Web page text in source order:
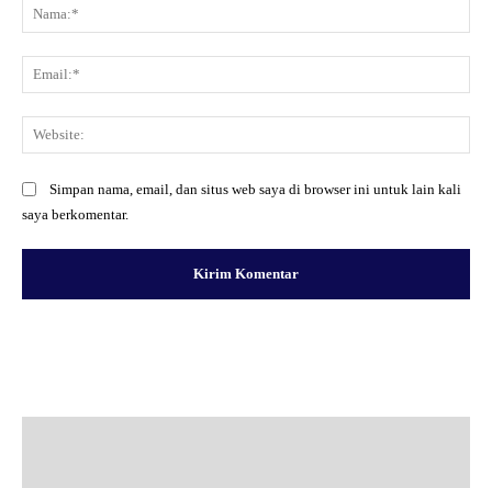
Simpan nama, email, dan situs web saya di browser ini untuk lain kali
saya berkomentar.